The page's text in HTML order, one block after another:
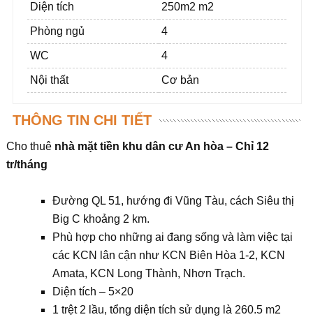
Diện tích 250m2 m2
Phòng ngủ 4
WC 4
Nội thất Cơ bản
THÔNG TIN CHI TIẾT
Cho thuê nhà mặt tiền khu dân cư An hòa – Chỉ 12
tr/tháng
Đường QL 51, hướng đi Vũng Tàu, cách Siêu thị
Big C khoảng 2 km.
Phù hợp cho những ai đang sống và làm việc tại
các KCN lân cận như KCN Biên Hòa 1-2, KCN
Amata, KCN Long Thành, Nhơn Trạch.
Diện tích – 5×20
1 trệt 2 lầu, tổng diện tích sử dụng là 260.5 m2